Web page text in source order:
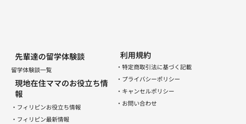
先輩達の留学体験談
留学体験談一覧
現地在住ママのお役立ち情
報
・フィリピンお役立ち情報
・フィリピン最新情報
利用規約
・特定商取引法に基づく記載
・プライバシーポリシー
・キャンセルポリシー
・お問い合わせ